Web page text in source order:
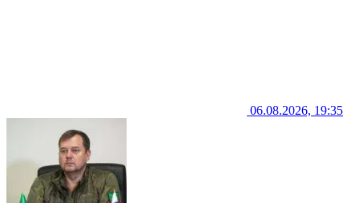
06.08.2026, 19:35